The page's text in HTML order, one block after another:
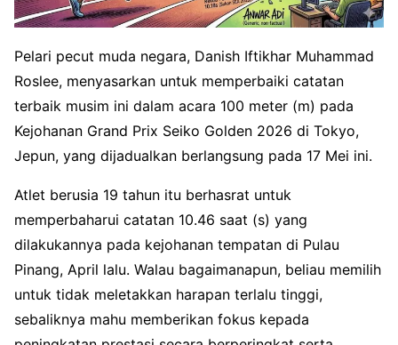
Pelari pecut muda negara, Danish Iftikhar Muhammad
Roslee, menyasarkan untuk memperbaiki catatan
terbaik musim ini dalam acara 100 meter (m) pada
Kejohanan Grand Prix Seiko Golden 2026 di Tokyo,
Jepun, yang dijadualkan berlangsung pada 17 Mei ini.
Atlet berusia 19 tahun itu berhasrat untuk
memperbaharui catatan 10.46 saat (s) yang
dilakukannya pada kejohanan tempatan di Pulau
Pinang, April lalu. Walau bagaimanapun, beliau memilih
untuk tidak meletakkan harapan terlalu tinggi,
sebaliknya mahu memberikan fokus kepada